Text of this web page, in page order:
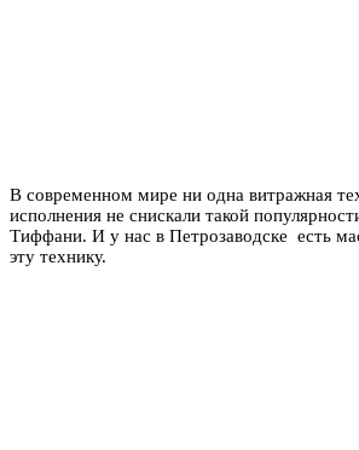
В современном мире ни одна витражная
исполнения не снискали такой
Тиффани. И у нас в Петрозаводске есть
эту технику.